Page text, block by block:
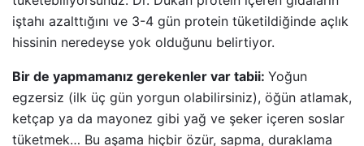
iştahı azalttığını ve 3-4 gün protein tüketildiğinde açlık
hissinin neredeyse yok olduğunu belirtiyor.
Bir de yapmamanız gerekenler var tabii: Yoğun
egzersiz (ilk üç gün yorgun olabilirsiniz), öğün atlamak,
ketçap ya da mayonez gibi yağ ve şeker içeren soslar
tüketmek… Bu aşama hiçbir özür, sapma, duraklama